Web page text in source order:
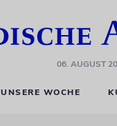
06. AUGUST
UNSERE WOCHE